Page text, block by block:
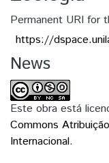
Permanent URI for
https://
News
Este obra está
Commons
Internacional.